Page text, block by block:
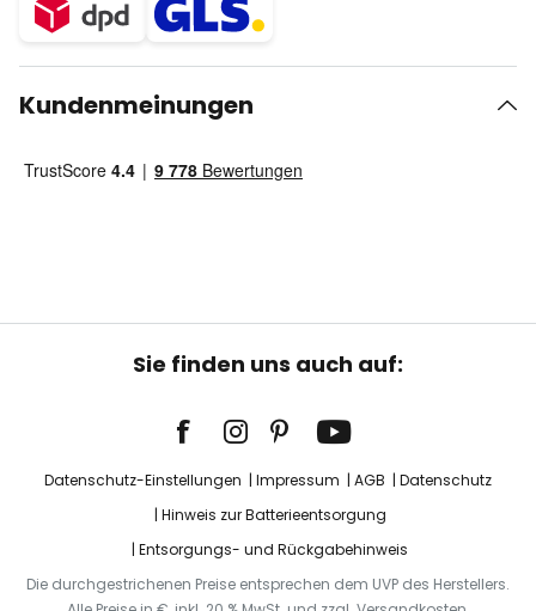
Kundenmeinungen
Sie finden uns auch auf:
Datenschutz-Einstellungen Impressum AGB
Datenschutz
Hinweis zur Batterieentsorgung
Entsorgungs- und Rückgabehinweis
Die durchgestrichenen Preise entsprechen dem UVP des Herstellers.